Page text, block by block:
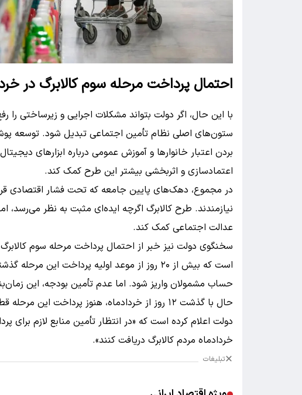
احتمال پرداخت مرحله سوم کالابرگ در
با این حال، اگر دولت بتواند مشکلات اجرایی و زیرساختی را
ستون‌های اصلی نظام تأمین اجتماعی تبدیل شود. توسعه
بردن اعتبار خانوارها و آموزش عمومی درباره ابزارهای
اعتمادسازی و اثربخشی بیشتر این طرح کمک کند.
در مجموع، دهک‌های پایین جامعه که تحت فشار اقتصادی
نیازمندند. طرح کالابرگ اگرچه ایده‌ای مثبت به نظر می‌رسد،
عدالت اجتماعی کمک کند.
سخنگوی دولت نیز خبر از احتمال پرداخت مرحله سوم
حساب مشمولان واریز شود. اما عدم تأمین بودجه، این
حال با گذشت ۱۲ روز از خردادماه، هنوز پرداخت
خردادماه مردم کالابرگ دریافت کنند».
تبلیغات